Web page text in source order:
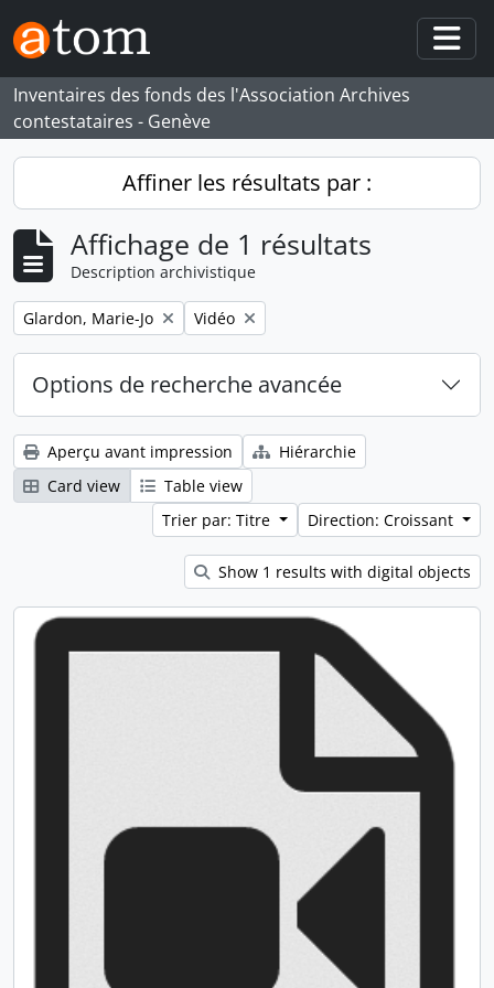
Skip to main content
Inventaires des fonds des l'Association Archives
contestataires - Genève
Affiner les résultats par :
Affichage de 1 résultats
Description archivistique
Remove filter:
Glardon, Marie-Jo Remove filter:
Vidéo
Options de recherche avancée
Aperçu avant impression
Hiérarchie
Card view
Table view
Trier par: Titre
Direction: Croissant
Show 1 results with digital objects